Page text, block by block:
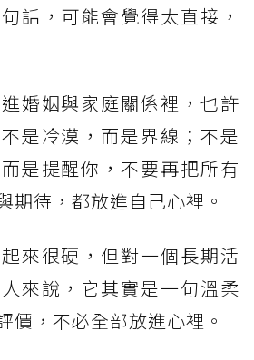
話，可能會覺得太直接，
婚姻與家庭關係裡，也許
是冷漠，而是界線；不是
是提醒你，不要再把所有
期待，都放進自己心裡。
來很硬，但對一個長期活
來說，它其實是一句溫柔
價，不必全部放進心裡。